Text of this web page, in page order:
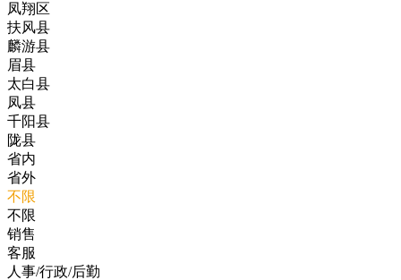
凤翔区
扶风县
麟游县
眉县
太白县
凤县
千阳县
陇县
省内
省外
不限
不限
销售
客服
人事/行政/后勤